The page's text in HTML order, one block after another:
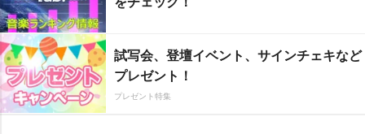
試写会、登壇イベント、サインチェキなど
プレゼント！
プレゼント特集